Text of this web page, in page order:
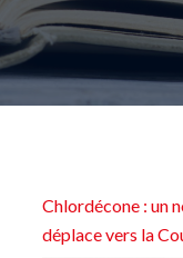
Chlordécone : un
déplace vers la